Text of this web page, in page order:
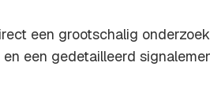
een grootschalig
een gedetailleerd